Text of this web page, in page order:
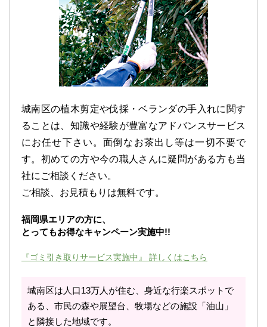
城南区の植木剪定や伐採・ベランダの手入れに関す
ることは、知識や経験が豊富なアドバンスサービス
にお任せ下さい。面倒なお茶出し等は一切不要で
す。初めての方や今の職人さんに疑問がある方も当
社にご相談ください。
ご相談、お見積もりは無料です。
福岡県エリアの方に、
とってもお得なキャンペーン実施中!!
『ゴミ引き取りサービス実施中』 詳しくはこちら
城南区は人口13万人が住む、身近な行楽スポットで
ある、市民の森や展望台、牧場などの施設「油山」
と隣接した地域です。